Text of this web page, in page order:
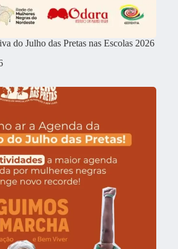
do Julho das Pretas nas Escolas 2026